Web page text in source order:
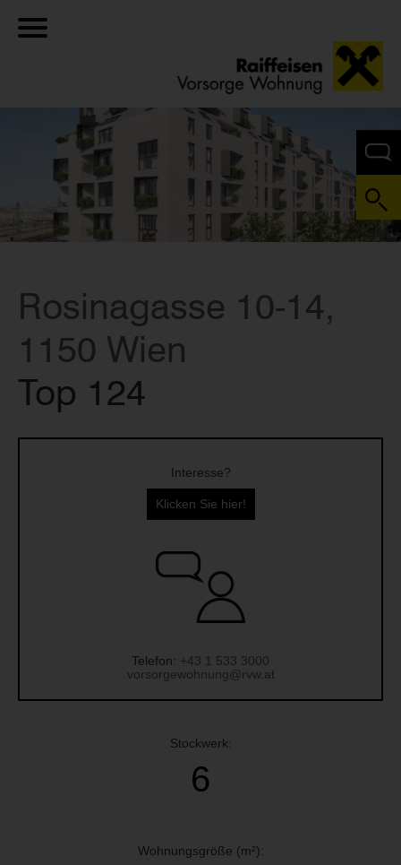
Rosinagasse 10-14,
1150 Wien
Top 124
Interesse?
Klicken Sie hier!
Telefon: +43 1 533 3000
vorsorgewohnung@rvw.at
Stockwerk:
6
Wohnungsgröße (m²):